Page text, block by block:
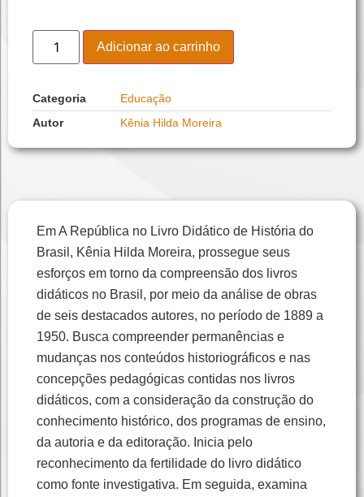
Adicionar ao carrinho
Categoria
Educação
Autor
Kênia Hilda Moreira
Em A República no Livro Didático de História do
Brasil, Kênia Hilda Moreira, prossegue seus
esforços em torno da compreensão dos livros
didáticos no Brasil, por meio da análise de obras
de seis destacados autores, no período de 1889 a
1950. Busca compreender permanências e
mudanças nos conteúdos historiográficos e nas
concepções pedagógicas contidas nos livros
didáticos, com a consideração da construção do
conhecimento histórico, dos programas de ensino,
da autoria e da editoração. Inicia pelo
reconhecimento da fertilidade do livro didático
como fonte investigativa. Em seguida, examina